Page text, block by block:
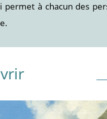
à chacun des